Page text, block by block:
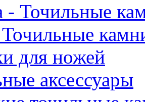
- Точильные
для ножей
аксессуары